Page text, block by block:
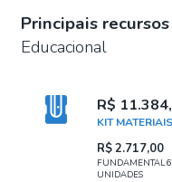
Principais recursos
Educacional
R$
KIT MATERIAIS
R$ 2.717,00
FUNDAMENTAL
UNIDADES